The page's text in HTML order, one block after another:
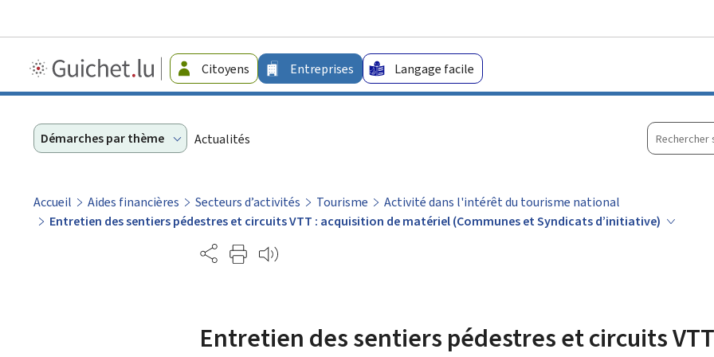
Guichet.lu
-
Citoyens Entreprises Langage facile
Démarches par thème Actualités
sur
Accueil Aides financières Secteurs d’activités Tourisme
Activité dans l'intérêt du tourisme national
Entretien des sentiers pédestres et circuits VTT : acquisition de matériel (Communes et Syndicats d’initiative)
Partage
Entretien des sentiers pédestres et circuits